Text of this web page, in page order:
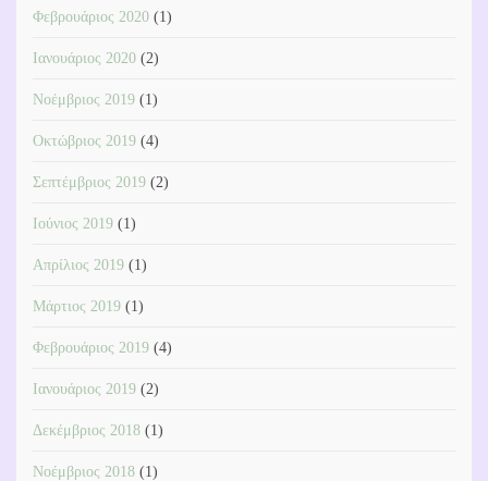
Φεβρουάριος 2020 (1)
Ιανουάριος 2020 (2)
Νοέμβριος 2019 (1)
Οκτώβριος 2019 (4)
Σεπτέμβριος 2019 (2)
Ιούνιος 2019 (1)
Απρίλιος 2019 (1)
Μάρτιος 2019 (1)
Φεβρουάριος 2019 (4)
Ιανουάριος 2019 (2)
Δεκέμβριος 2018 (1)
Νοέμβριος 2018 (1)